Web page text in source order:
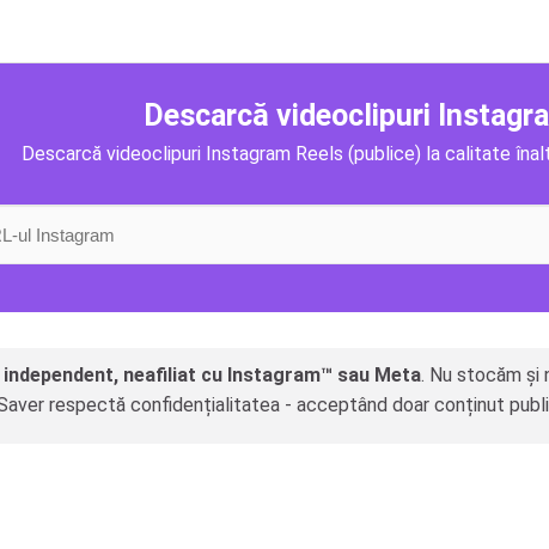
Descarcă videoclipuri
Descarcă videoclipuri Instagram Reels (publice) la calitate
neafiliat cu Instagram™ sau Meta. Nu stocăm și
respectă confidențialitatea - acceptând doar conținut